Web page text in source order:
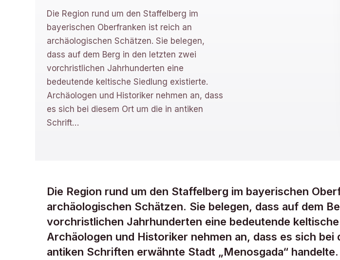
Die Region rund um den Staffelberg im
bayerischen Oberfranken ist reich an
archäologischen Schätzen. Sie belegen,
dass auf dem Berg in den letzten zwei
vorchristlichen Jahrhunderten eine
bedeutende keltische Siedlung existierte.
Archäologen und Historiker nehmen an, dass
es sich bei diesem Ort um die in antiken
Schrift…
Die Region rund um den Staffelberg im bayerischen
archäologischen Schätzen. Sie belegen, dass auf dem
vorchristlichen Jahrhunderten eine bedeutende
Archäologen und Historiker nehmen an, dass es sich bei
antiken Schriften erwähnte Stadt „Menosgada“ handelte.